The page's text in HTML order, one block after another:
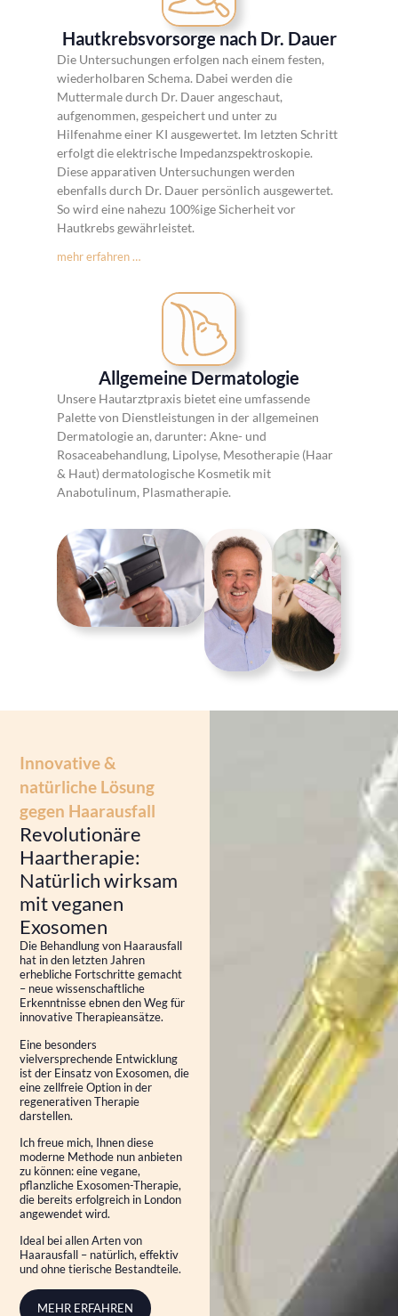
Hautkrebsvorsorge nach Dr. Dauer
Die Untersuchungen erfolgen nach einem festen,
wiederholbaren Schema. Dabei werden die
Muttermale durch Dr. Dauer angeschaut,
aufgenommen, gespeichert und unter zu
Hilfenahme einer KI ausgewertet. Im letzten Schritt
erfolgt die elektrische Impedanzspektroskopie.
Diese apparativen Untersuchungen werden
ebenfalls durch Dr. Dauer persönlich ausgewertet.
So wird eine nahezu 100%ige Sicherheit vor
Hautkrebs gewährleistet.
mehr erfahren …
Allgemeine Dermatologie
Unsere Hautarztpraxis bietet eine umfassende
Palette von Dienstleistungen in der allgemeinen
Dermatologie an, darunter: Akne- und
Rosaceabehandlung, Lipolyse, Mesotherapie (Haar
& Haut) dermatologische Kosmetik mit
Anabotulinum, Plasmatherapie.
Innovative &
natürliche Lösung
gegen Haarausfall
Revolutionäre
Haartherapie:
Natürlich wirksam
mit veganen
Exosomen
Die Behandlung von Haarausfall
hat in den letzten Jahren
erhebliche Fortschritte gemacht
– neue wissenschaftliche
Erkenntnisse ebnen den Weg für
innovative Therapieansätze.
Eine besonders
vielversprechende Entwicklung
ist der Einsatz von Exosomen, die
eine zellfreie Option in der
regenerativen Therapie
darstellen.
Ich freue mich, Ihnen diese
moderne Methode nun anbieten
zu können: eine vegane,
pflanzliche Exosomen-Therapie,
die bereits erfolgreich in London
angewendet wird.
Ideal bei allen Arten von
Haarausfall – natürlich, effektiv
und ohne tierische Bestandteile.
MEHR ERFAHREN